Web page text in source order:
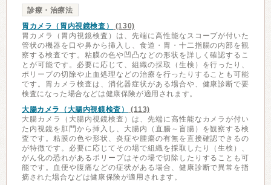
診療・治療法
胃カメラ（胃内視鏡検査）
(130)
胃カメラ（胃内視鏡検査）は、先端に高性能なスコープが付いた
管状の機器を口や鼻から挿入し、食道・胃・十二指腸の内部を観
察する検査です。粘膜の色や凹凸などの形状を詳しく確認するこ
とが可能です。必要に応じて、組織の採取（生検）を行ったり、
ポリープの切除や止血処理などの治療を行ったりすることも可能
です。胃カメラ検査は、消化器症状がある場合や、健康診断で要
検査になった場合などは健康保険が適用されます。
大腸カメラ（大腸内視鏡検査）
(113)
大腸カメラ（大腸内視鏡検査）は、先端に高性能なカメラが付い
た内視鏡を肛門から挿入し、大腸内（直腸～盲腸）を観察する検
査です。粘膜の色や形状、炎症や腫瘍の有無を直接確認できるの
が特徴です。必要に応じてその場で組織を採取したり（生検）、
がん化の恐れがあるポリープはその場で切除したりすることも可
能です。血便や腹痛などの症状がある場合、健康診断で異常を指
摘された場合などは健康保険が適用されます。